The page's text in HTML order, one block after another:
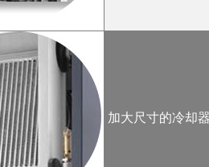
加大尺寸的冷却